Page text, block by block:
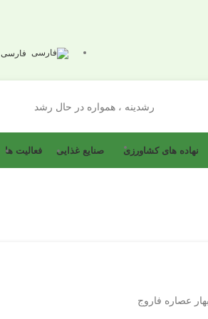
فارسی
رشدینه ، همواره در حال رشد
نهاده های کشاورزی صنایع غذایی فعالیت ها
عصاره فاروج